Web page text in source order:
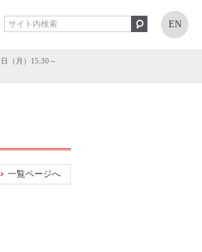
EN
（月）15:30～
一覧ページへ